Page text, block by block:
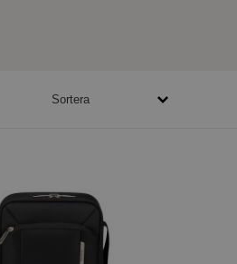
Sortera